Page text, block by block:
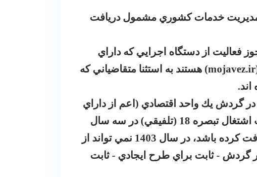
ﺍﺟﺮﺍﻳﻲ ﻣﻮﺿﻮﻉ ﻣﺎﺩﻩ (7) ﻗﺎﻧﻮﻥ ﻣﺪﻳﺮﻳﺖ ﺧﺪﻣﺎﺕ ﻛﺸﻮﺭﻱ ﻣﺸﻤﻮﻝ ﺩﺭﻳﺎﻓﺖ
ﻓﻌﺎﻟﻴﺖ ﺍﺯ ﺩﺳﺘﮕﺎﻩ ﺍﺟﺮﺍﻳﻲ ﻛﻪ ﺩﺍﺭﺍﻱ
mojavez.ir) ﻫﺴﺘﻨﺪ ﺑﻪ ﺍﺳﺘﺜﻨﺎ ﻣﺘﻘﺎﺿﻴﺎﻧﻲ ﻛﻪ
ﺩﺭ ﮔﺮﺩﺵ ﻳﻚ ﻭﺍﺣﺪ ﺍﻗﺘﺼﺎﺩﻱ (ﺍﻋﻢ ﺍﺯ ﺩﺍﺭﺍﻱ
ﺟﻮﺍﺯ ﺗﺄﺳﻴﺲ، ﺗﻮﺳﻌﻪ ﻭ ﭘﺮﻭﺍﻧﻪ ﺑﻬﺮﻩ ﺑﺮﺩﺍﺭﻱ) ﺗﺴﻬﻴﻼﺕ ﺍﺷﺘﻐﺎﻝ ﺗﺒﺼﺮﻩ 18 (ﺗﻠﻔﻴﻘﻲ) ﺩﺭ ﺳﻪ ﺳﺎﻝ
ﮔﺬﺷﺘﻪ (1400 - 1402) (ﺍﻋﻢ ﺍﺯ ﺛﺎﺑﺖ ﻭ ﺩﺭ ﮔﺮﺩﺵ) ﺩﺭﻳﺎﻓﺖ ﻛﺮﺩﻩ ﺑﺎﺷﺪ، ﺩﺭ ﺳﺎﻝ 1403 ﻧﻤﻲ ﺗﻮﺍﻧﺪ ﺍﺯ
ﮔﺮﺩﺵ - ﺛﺎﺑﺖ ﺑﺮﺍﻱ ﻃﺮﺡ ﺍﻳﺠﺎﺩﻱ - ﺛﺎﺑﺖ